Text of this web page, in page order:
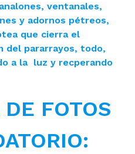
ventanales,
y adornos pétreos,
que cierra el
del pararrayos, todo,
a la luz y recperando
FOTOS